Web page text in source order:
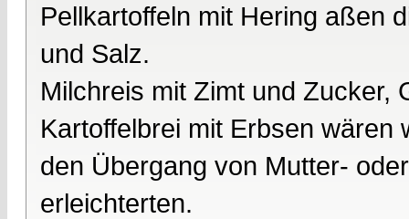
Pellkartoffeln mit Hering aßen
und Salz.
Milchreis mit Zimt und Zucker,
Kartoffelbrei mit Erbsen
den Übergang von Mutter-
erleichterten.